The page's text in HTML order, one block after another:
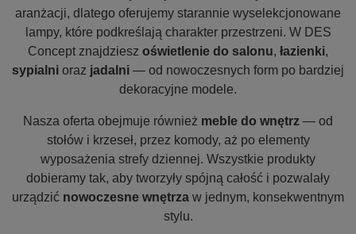
aranżacji, dlatego oferujemy starannie wyselekcjonowane
lampy, które podkreślają charakter przestrzeni. W DES
Concept znajdziesz oświetlenie do salonu, łazienki,
sypialni oraz jadalni — od nowoczesnych form po bardziej
dekoracyjne modele.
Nasza oferta obejmuje również meble do wnętrz — od
stołów i krzeseł, przez komody, aż po elementy
wyposażenia strefy dziennej. Wszystkie produkty
dobieramy tak, aby tworzyły spójną całość i pozwalały
urządzić nowoczesne wnętrza w jednym, konsekwentnym
stylu.